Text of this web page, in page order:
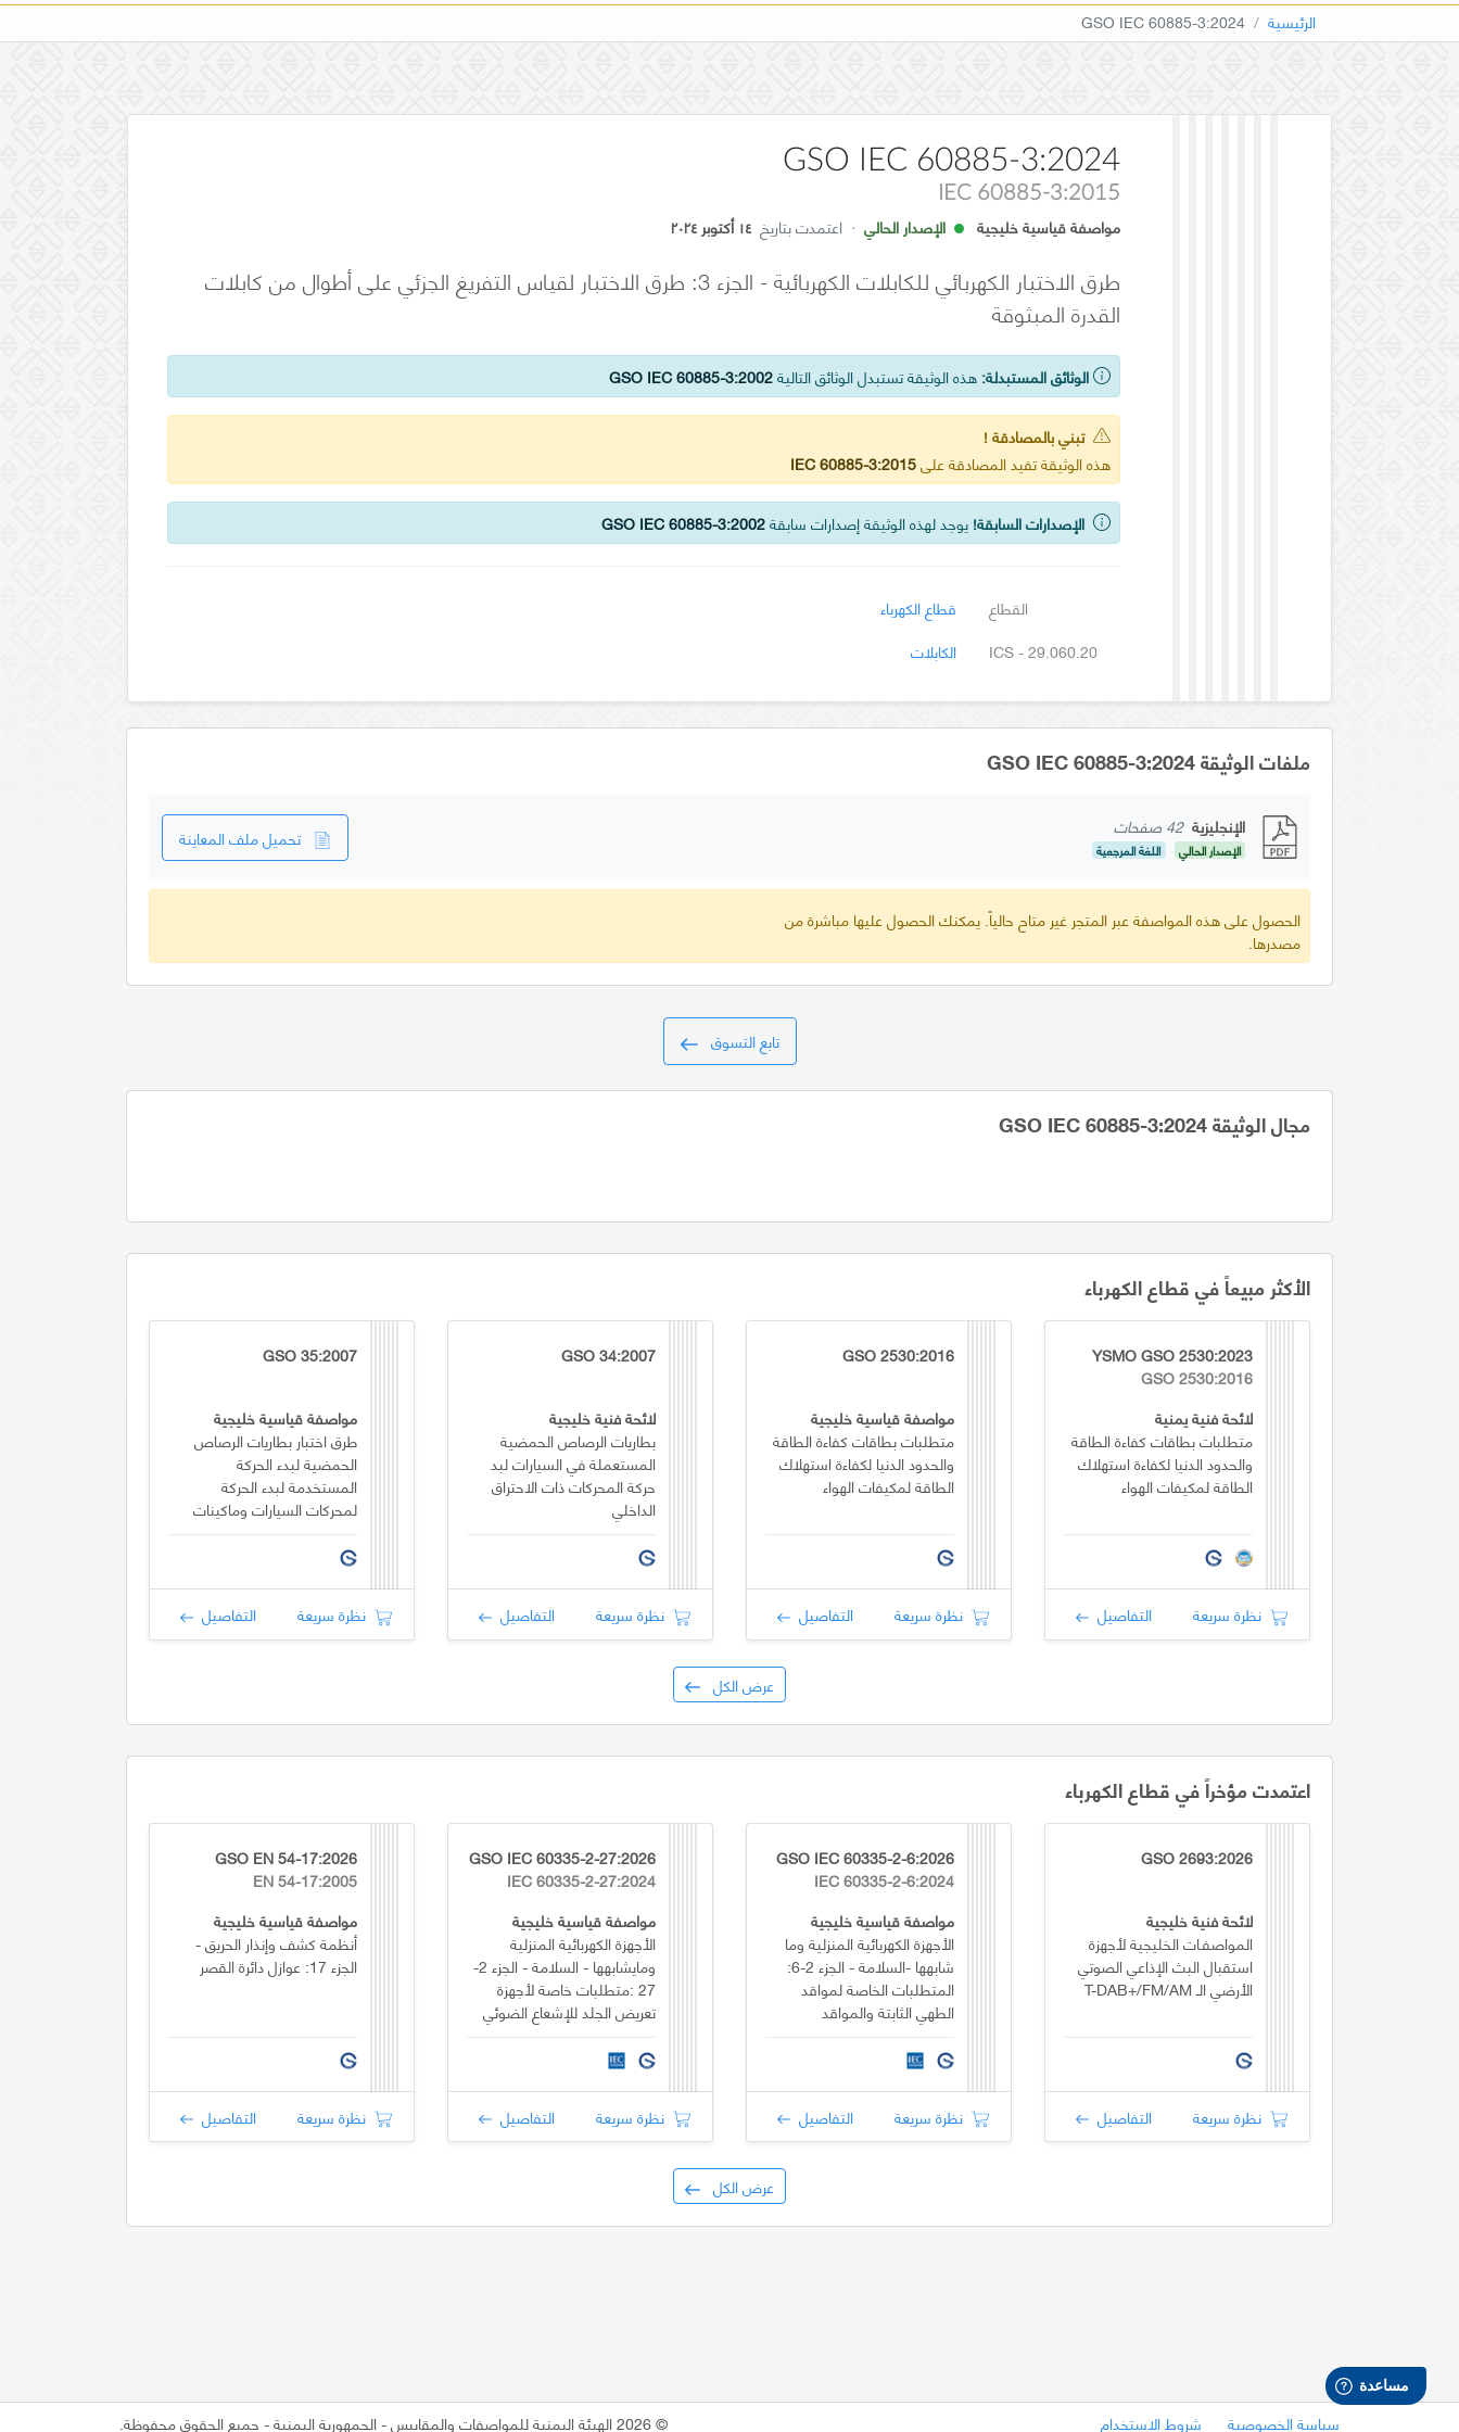
الرئيسية GSO IEC 60885-3:2024
GSO IEC 60885-3:2024
IEC 60885-3:2015
مواصفة قياسية خليجية الإصدار الحالي · اعتمدت بتاريخ ١٤ أكتوبر ٢٠٢٤
طرق الاختبار الكهربائي للكابلات الكهربائية - الجزء 3: طرق الاختبار لقياس التفريغ الجزئي على أطوال من كابلات
القدرة المبثوقة
الوثائق المستبدلة: هذه الوثيقة تستبدل الوثائق التاليةGSO IEC 60885-3:2002
تبني بالمصادقة !
هذه الوثيقة تفيد المصادقة علىIEC 60885-3:2015
الإصدارات السابقة! يوجد لهذه الوثيقة إصدارات سابقةGSO IEC 60885-3:2002
القطاع
قطاع الكهرباء
ICS - 29.060.20
الكابلات
ملفات الوثيقة GSO IEC 60885-3:2024
الإنجليزية 42 صفحات
الإصدار الحالي اللغة المرجعية تحميل ملف المعاينة
الحصول على هذه المواصفة عبر المتجر غير متاح حالياً. يمكنك الحصول عليها مباشرة من
مصدرها.
تابع التسوق
مجال الوثيقة GSO IEC 60885-3:2024
الأكثر مبيعاً في قطاع الكهرباء
YSMO GSO 2530:2023
GSO 2530:2016
لائحة فنية يمنية
متطلبات بطاقات كفاءة الطاقة
والحدود الدنيا لكفاءة استهلاك
الطاقة لمكيفات الهواء
نظرة سريعة التفاصيل
GSO 2530:2016
مواصفة قياسية خليجية
متطلبات بطاقات كفاءة الطاقة
والحدود الدنيا لكفاءة استهلاك
الطاقة لمكيفات الهواء
نظرة سريعة التفاصيل
GSO 34:2007
لائحة فنية خليجية
بطاريات الرصاص الحمضية
المستعملة في السيارات لبد
حركة المحركات ذات الاحتراق
الداخلي
نظرة سريعة التفاصيل
GSO 35:2007
مواصفة قياسية خليجية
طرق اختبار بطاريات الرصاص
الحمضية لبدء الحركة
المستخدمة لبدء الحركة
لمحركات السيارات وماكينات
نظرة سريعة التفاصيل
عرض الكل
اعتمدت مؤخراً في قطاع الكهرباء
GSO 2693:2026
لائحة فنية خليجية
المواصفـات الخليجية لأجهزة
استقبال البث الإذاعي الصوتي
الأرضي الـ T-DAB+/FM/AM
نظرة سريعة التفاصيل
GSO IEC 60335-2-6:2026
IEC 60335-2-6:2024
مواصفة قياسية خليجية
الأجهزة الكهربائية المنزلية وما
شابهها -السلامة - الجزء 2-6:
المتطلبات الخاصة لمواقد
الطهي الثابتة والمواقد
المسطحة والأفران والأجهزة
المشابهة
نظرة سريعة التفاصيل
GSO IEC 60335-2-27:2026
IEC 60335-2-27:2024
مواصفة قياسية خليجية
الأجهزة الكهربائية المنزلية
ومايشابهها - السلامة - الجزء 2-
27 :متطلبات خاصة لأجهزة
تعريض الجلد للإشعاع الضوئي
نظرة سريعة التفاصيل
GSO EN 54-17:2026
EN 54-17:2005
مواصفة قياسية خليجية
أنظمة كشف وإنذار الحريق -
الجزء 17: عوازل دائرة القصر
نظرة سريعة التفاصيل
عرض الكل
سياسة الخصوصية شروط الاستخدام ©2026 الهيئة اليمنية للمواصفات والمقاييس - الجمهورية اليمنية - جميع الحقوق محفوظة.